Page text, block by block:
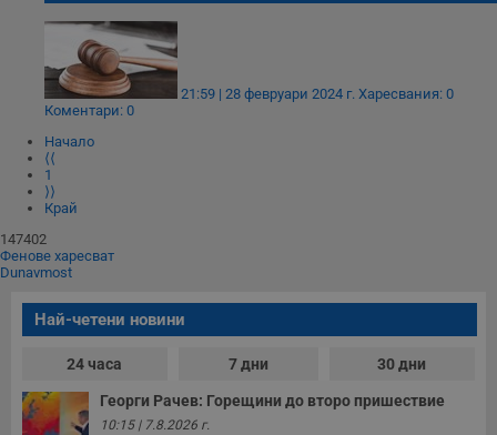
21:59 | 28 февруари 2024 г. Харесвания: 0
Коментари: 0
Начало
⟨⟨
1
⟩⟩
Край
147402
Фенове харесват
Dunavmost
Най-четени новини
24 часа 7 дни 30 дни
Георги Рачев: Горещини до второ пришествие
10:15 | 7.8.2026 г.